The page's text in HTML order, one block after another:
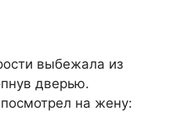
выбежала из
дверью.
на жену:​